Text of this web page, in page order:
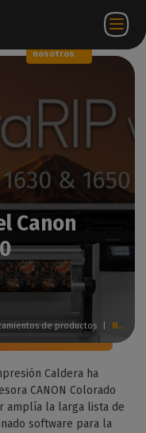
nosotros
ES
Canon
de productos Nuevo drivers para el Canon Colorado 1630 & 1650
Caldera ha
CANON Colorado
amplía la larga lista de
software para la